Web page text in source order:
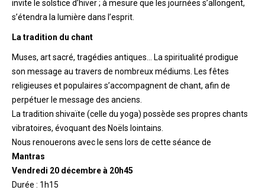
invite le solstice d’hiver ; à mesure que les journées s’allongent,
s’étendra la lumière dans l’esprit.
La tradition du chant
Muses, art sacré, tragédies antiques… La spiritualité prodigue
son message au travers de nombreux médiums. Les fêtes
religieuses et populaires s’accompagnent de chant, afin de
perpétuer le message des anciens.
La tradition shivaïte (celle du yoga) possède ses propres chants
vibratoires, évoquant des Noëls lointains.
Nous renouerons avec le sens lors de cette séance de
Mantras
Vendredi 20 décembre à 20h45
Durée : 1h15